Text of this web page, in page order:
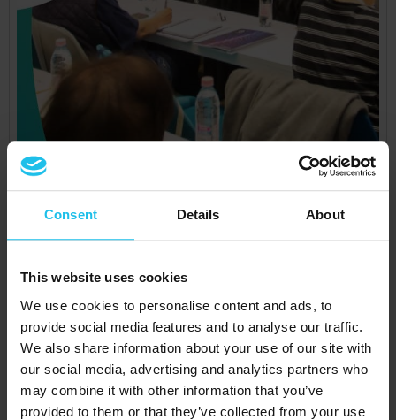
Consent Details About
This website uses cookies
We use cookies to personalise content and ads, to
provide social media features and to analyse our traffic.
We also share information about your use of our site with
our social media, advertising and analytics partners who
may combine it with other information that you’ve
provided to them or that they’ve collected from your use
webinars starts with Andreea, co-founder or QX World,
those complicated technical parameters of a QUEX System
into easy-to-understand benefits? Why is Omnis so much
better than any other Biofeedback software? Andreea will
walk you through the differences between QUEX S and QUEX
ED, offer a therapist- friendly view on the technical
developments of both the hardware and software, and
provide an overview of your QX Universe opportunities.
TOVÁBBI